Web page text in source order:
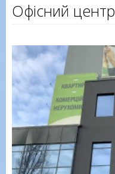
Офісний центр